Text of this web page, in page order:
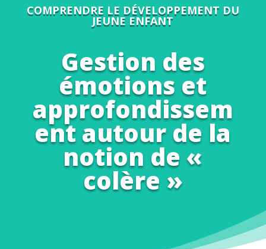
COMPRENDRE LE DÉVELOPPEMENT DU
JEUNE ENFANT
Gestion des
émotions et
approfondissem
ent autour de la
notion de «
colère »